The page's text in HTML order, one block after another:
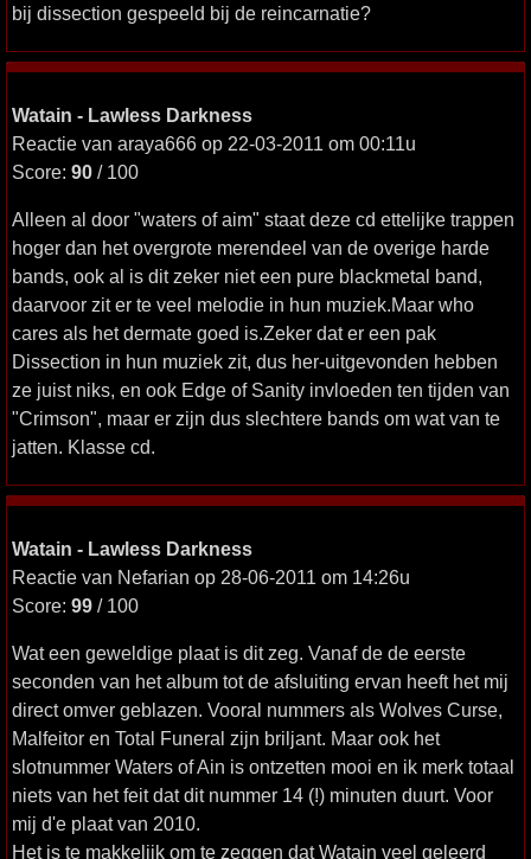
bij dissection gespeeld bij de reincarnatie?
Watain - Lawless Darkness
Reactie van araya666 op 22-03-2011 om 00:11u
Score: 90 / 100
Alleen al door "waters of aim" staat deze cd ettelijke trappen
hoger dan het overgrote merendeel van de overige harde
bands, ook al is dit zeker niet een pure blackmetal band,
daarvoor zit er te veel melodie in hun muziek.Maar who
cares als het dermate goed is.Zeker dat er een pak
Dissection in hun muziek zit, dus her-uitgevonden hebben
ze juist niks, en ook Edge of Sanity invloeden ten tijden van
"Crimson", maar er zijn dus slechtere bands om wat van te
jatten. Klasse cd.
Watain - Lawless Darkness
Reactie van Nefarian op 28-06-2011 om 14:26u
Score: 99 / 100
Wat een geweldige plaat is dit zeg. Vanaf de de eerste
seconden van het album tot de afsluiting ervan heeft het mij
direct omver geblazen. Vooral nummers als Wolves Curse,
Malfeitor en Total Funeral zijn briljant. Maar ook het
slotnummer Waters of Ain is ontzetten mooi en ik merk totaal
niets van het feit dat dit nummer 14 (!) minuten duurt. Voor
mij d'e plaat van 2010.
Het is te makkelijk om te zeggen dat Watain veel geleerd